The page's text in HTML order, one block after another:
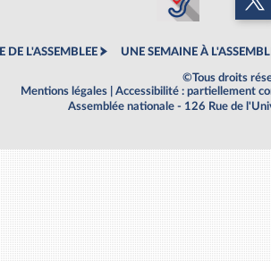
DE L'ASSEMBLEE UNE SEMAINE À
©Tous droits
Mentions légales
Accessibilité : partiellement
Assemblée nationale - 126 Rue de